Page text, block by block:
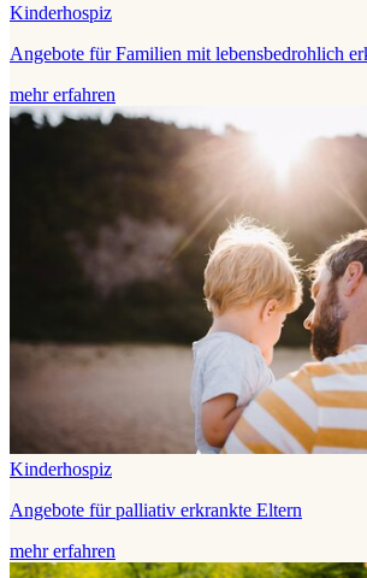
Kinderhospiz
Angebote für Familien mit lebensbedrohlich
mehr erfahren
Kinderhospiz
Angebote für palliativ erkrankte Eltern
mehr erfahren